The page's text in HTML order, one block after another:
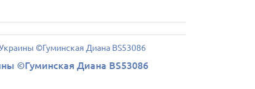
©Гуминская Диана BS53086